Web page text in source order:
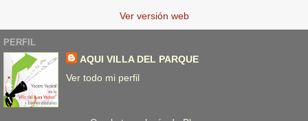
Ver versión web
PERFIL
AQUI VILLA DEL PARQUE
Ver todo mi perfil